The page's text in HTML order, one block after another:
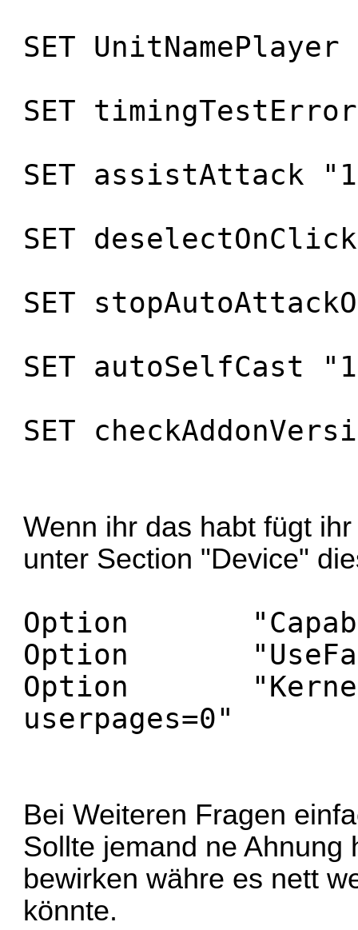
SET
SET
SET assistAttack
SET
SET
SET autoSelfCast
SET
Wenn ihr das habt fügt
unter Section "Device"
Option
Option
Option
userpages=0"
Bei Weiteren Fragen
Sollte jemand ne Ahnung
bewirken währe es nett
könnte.